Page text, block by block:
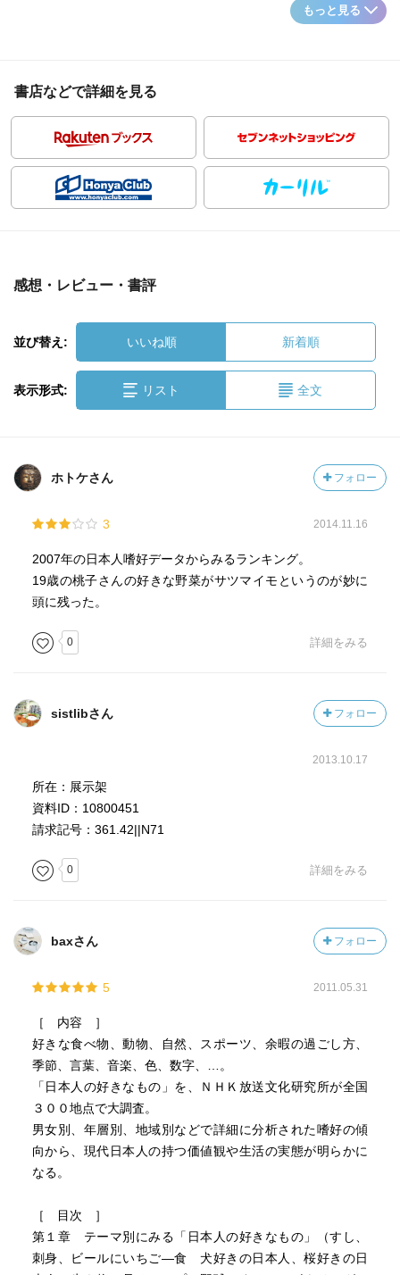
もっと見る
書店などで詳細を見る
感想・レビュー・書評
並び替え: いいね順 新着順
表示形式: リスト 全文
ホトケさん フォロー
3 2014.11.16
2007年の日本人嗜好データからみるランキング。
19歳の桃子さんの好きな野菜がサツマイモというのが妙に
頭に残った。
0 詳細をみる
sistlibさん フォロー
2013.10.17
所在：展示架
資料ID：10800451
請求記号：361.42||N71
0 詳細をみる
baxさん フォロー
5 2011.05.31
［ 内容 ］
好きな食べ物、動物、自然、スポーツ、余暇の過ごし方、
季節、言葉、音楽、色、数字、…。
「日本人の好きなもの」を、ＮＨＫ放送文化研究所が全国
３００地点で大調査。
男女別、年層別、地域別などで詳細に分析された嗜好の傾
向から、現代日本人の持つ価値観や生活の実態が明らかに
なる。
［ 目次 ］
第１章 テーマ別にみる「日本人の好きなもの」（すし、
刺身、ビールにいちご―食 犬好きの日本人、桜好きの日